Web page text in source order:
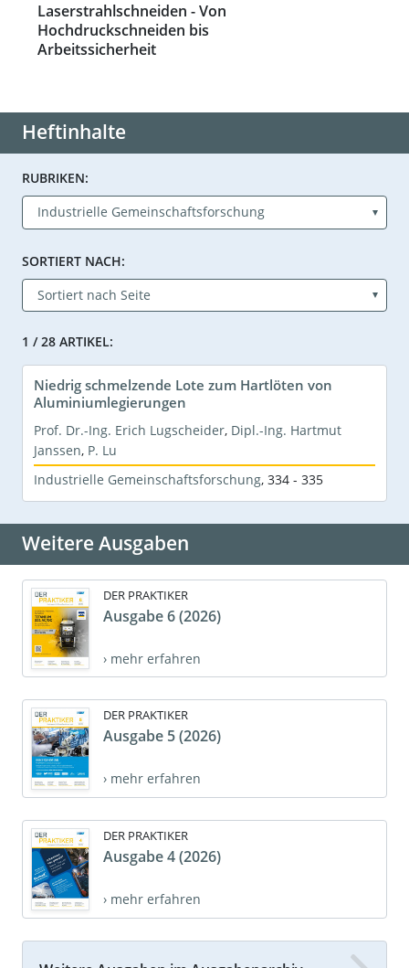
Laserstrahlschneiden - Von
Hochdruckschneiden bis
Arbeitssicherheit
Heftinhalte
RUBRIKEN:
SORTIERT NACH:
1 / 28 ARTIKEL:
Niedrig schmelzende Lote zum Hartlöten von
Aluminiumlegierungen
Prof. Dr.-Ing. Erich Lugscheider, Dipl.-Ing. Hartmut
Janssen, P. Lu
Industrielle Gemeinschaftsforschung, 334 - 335
Weitere Ausgaben
DER PRAKTIKER
Ausgabe 6 (2026)
› mehr erfahren
DER PRAKTIKER
Ausgabe 5 (2026)
› mehr erfahren
DER PRAKTIKER
Ausgabe 4 (2026)
› mehr erfahren